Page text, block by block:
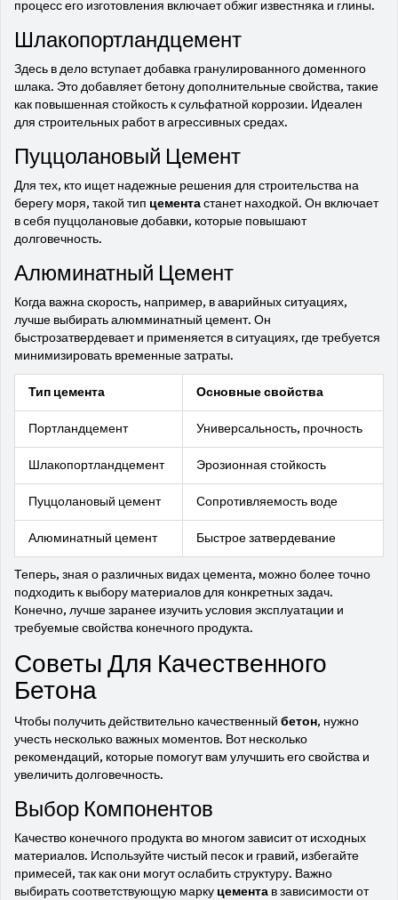
процесс его изготовления включает обжиг известняка и глины.
Шлакопортландцемент
Здесь в дело вступает добавка гранулированного доменного
шлака. Это добавляет бетону дополнительные свойства, такие
как повышенная стойкость к сульфатной коррозии. Идеален
для строительных работ в агрессивных средах.
Пуццолановый Цемент
Для тех, кто ищет надежные решения для строительства на
берегу моря, такой тип цементастанет находкой. Он включает
в себя пуццолановые добавки, которые повышают
долговечность.
Алюминатный Цемент
Когда важна скорость, например, в аварийных ситуациях,
лучше выбирать алюмминатный цемент. Он
быстрозатвердевает и применяется в ситуациях, где требуется
минимизировать временные затраты.
Тип цемента Основные свойства
Портландцемент Универсальность, прочность
Шлакопортландцемент Эрозионная стойкость
Пуццолановый цемент Сопротивляемость воде
Алюминатный цемент Быстрое затвердевание
Теперь, зная о различных видах цемента, можно более точно
подходить к выбору материалов для конкретных задач.
Конечно, лучше заранее изучить условия эксплуатации и
требуемые свойства конечного продукта.
Советы Для Качественного
Бетона
Чтобы получить действительно качественный бетон, нужно
учесть несколько важных моментов. Вот несколько
рекомендаций, которые помогут вам улучшить его свойства и
увеличить долговечность.
Выбор Компонентов
Качество конечного продукта во многом зависит от исходных
материалов. Используйте чистый песок и гравий, избегайте
примесей, так как они могут ослабить структуру. Важно
выбирать соответствующую марку цемента в зависимости от